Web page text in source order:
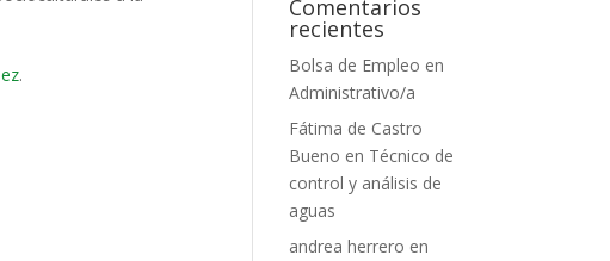
.
Comentarios
recientes
Bolsa de Empleo en
Administrativo/a
Fátima de Castro
Bueno en Técnico de
control y análisis de
aguas
andrea herrero en